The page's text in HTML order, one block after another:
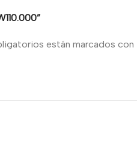
están marcados con